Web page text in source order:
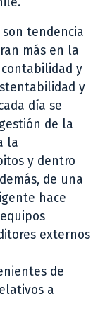
son tendencia
más en la
y
y
día se
de la
la
y dentro
de una
hace
externos
de
a